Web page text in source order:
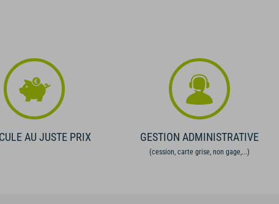
AU JUSTE PRIX GESTION ADMINISTRATIVE
(cession, carte grise, non gage,...)